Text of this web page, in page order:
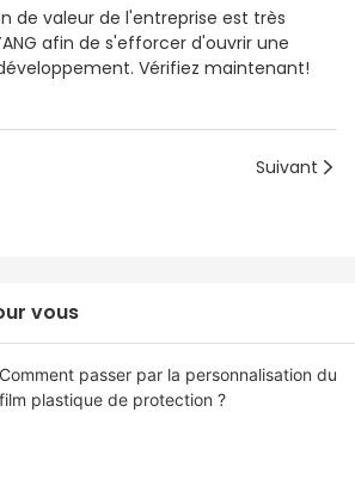
de valeur de l'entreprise est très
afin de s'efforcer d'ouvrir une
Vérifiez maintenant!
Suivant
vous
Comment passer par la personnalisation du
film plastique de protection ?